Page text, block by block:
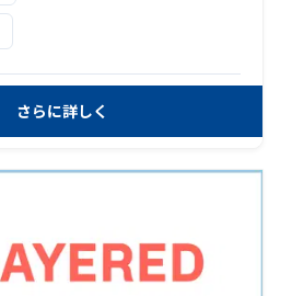
さらに詳しく